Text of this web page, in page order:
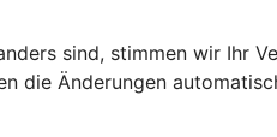
sind, stimmen wir Ihr
die Änderungen